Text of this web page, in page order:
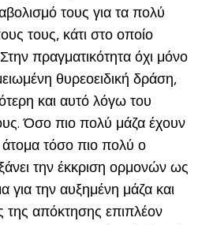
τους για τα πολύ
τους, κάτι στο οποίο
πραγματικότητα όχι μόνο
θυρεοειδική δράση,
και αυτό λόγω του
Όσο πιο πολύ μάζα έχουν
τόσο πιο πολύ ο
την έκκριση ορμονών ως
για την αυξημένη μάζα και
απόκτησης επιπλέον